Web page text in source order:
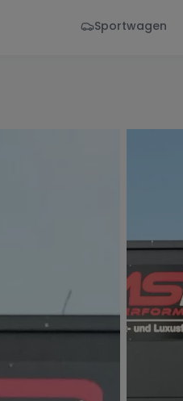
Sportwagen